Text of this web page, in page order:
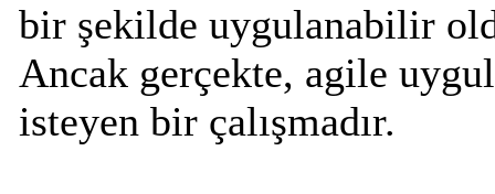
bir şekilde uygulanabilir
Ancak gerçekte, agile
isteyen bir çalışmadır.